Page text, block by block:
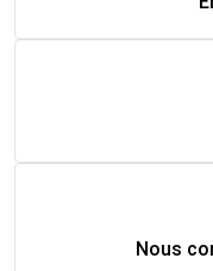
Nous